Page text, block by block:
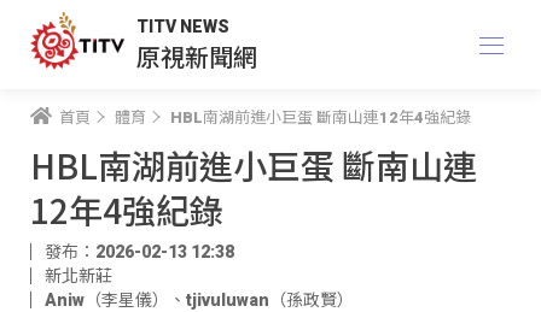
TITV NEWS
原視新聞網
首頁 體育 HBL南湖前進小巨蛋 斷南山連12年4強紀錄
HBL南湖前進小巨蛋 斷南山連
12年4強紀錄
發布：2026-02-13 12:38
新北新莊
Aniw（李星儀）
、 tjivuluwan（孫政賢）